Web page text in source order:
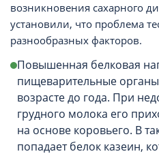
возникновения сахарного
установили, что проблема
разнообразных факторов.
Повышенная белковая
пищеварительные
возрасте до года. При
грудного молока его
на основе коровьего. В
попадает белок казеин,